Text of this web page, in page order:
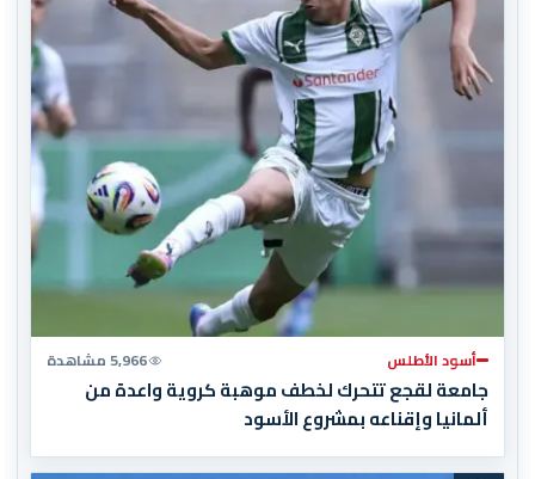
أسود الأطلس 5,966 مشاهدة
جامعة لقجع تتحرك لخطف موهبة كروية واعدة من
ألمانيا وإقناعه بمشروع الأسود